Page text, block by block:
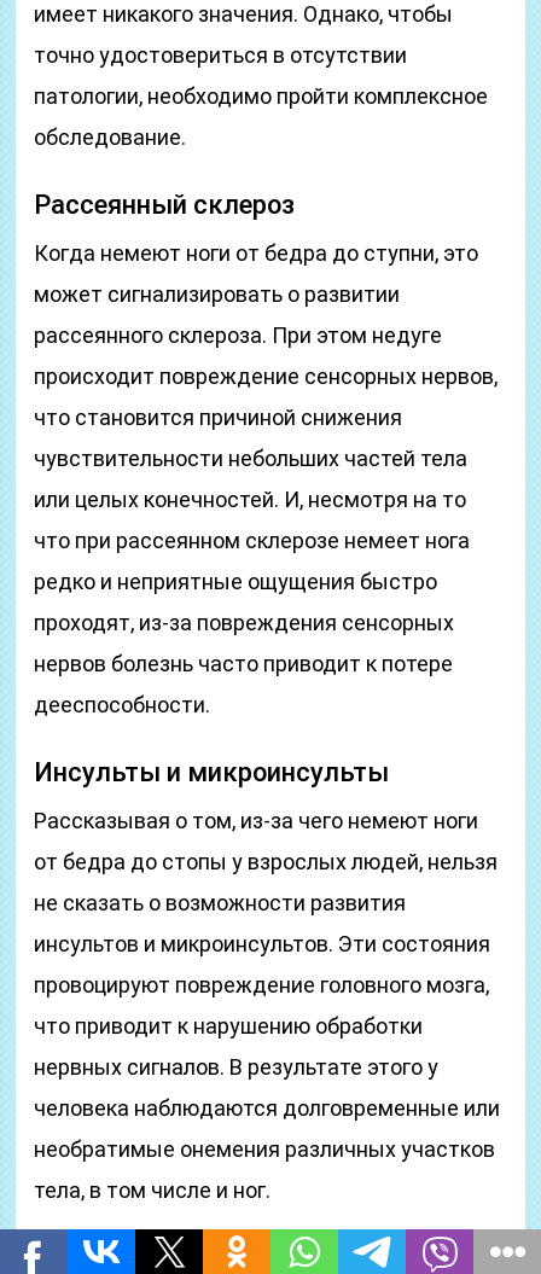
имеет никакого значения. Однако, чтобы
точно удостовериться в отсутствии
патологии, необходимо пройти комплексное
обследование.
Рассеянный склероз
Когда немеют ноги от бедра до ступни, это
может сигнализировать о развитии
рассеянного склероза. При этом недуге
происходит повреждение сенсорных нервов,
что становится причиной снижения
чувствительности небольших частей тела
или целых конечностей. И, несмотря на то
что при рассеянном склерозе немеет нога
редко и неприятные ощущения быстро
проходят, из-за повреждения сенсорных
нервов болезнь часто приводит к потере
дееспособности.
Инсульты и микроинсульты
Рассказывая о том, из-за чего немеют ноги
от бедра до стопы у взрослых людей, нельзя
не сказать о возможности развития
инсультов и микроинсультов. Эти состояния
провоцируют повреждение головного мозга,
что приводит к нарушению обработки
нервных сигналов. В результате этого у
человека наблюдаются долговременные или
необратимые онемения различных участков
тела, в том числе и ног.
Что делать